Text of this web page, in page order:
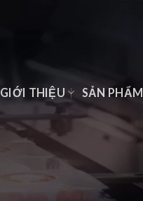
GIỚI THIỆU SẢN PHẨM